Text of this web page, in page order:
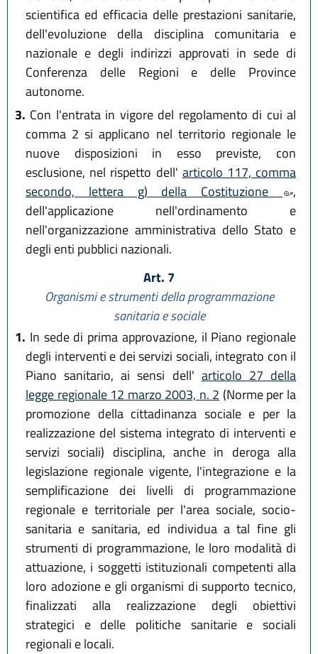
scientifica ed efficacia delle prestazioni sanitarie,
dell'evoluzione della disciplina comunitaria e
nazionale e degli indirizzi approvati in sede di
Conferenza delle Regioni e delle Province
autonome.
3. Con l'entrata in vigore del regolamento di cui al
comma 2 si applicano nel territorio regionale le
nuove disposizioni in esso previste, con
esclusione, nel rispetto dell' articolo 117, comma
secondo, lettera g) della Costituzione
,
dell'applicazione nell'ordinamento e
nell'organizzazione amministrativa dello Stato e
degli enti pubblici nazionali.
Art. 7
Organismi e strumenti della programmazione
sanitaria e sociale
1. In sede di prima approvazione, il Piano regionale
degli interventi e dei servizi sociali, integrato con il
Piano sanitario, ai sensi dell' articolo 27 della
legge regionale 12 marzo 2003, n. 2 (Norme per la
promozione della cittadinanza sociale e per la
realizzazione del sistema integrato di interventi e
servizi sociali) disciplina, anche in deroga alla
legislazione regionale vigente, l'integrazione e la
semplificazione dei livelli di programmazione
regionale e territoriale per l'area sociale, socio-
sanitaria e sanitaria, ed individua a tal fine gli
strumenti di programmazione, le loro modalità di
attuazione, i soggetti istituzionali competenti alla
loro adozione e gli organismi di supporto tecnico,
finalizzati alla realizzazione degli obiettivi
strategici e delle politiche sanitarie e sociali
regionali e locali.